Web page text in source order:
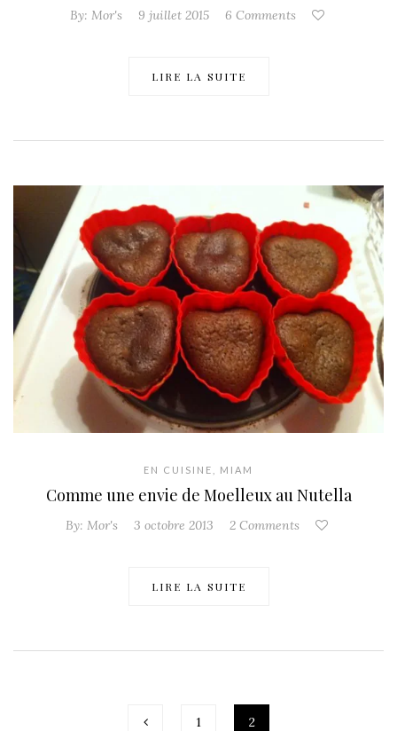
By: Mor's 9 juillet 2015 6 Comments
LIRE LA SUITE
EN CUISINE MIAM
Comme une envie de Moelleux au Nutella
By: Mor's 3 octobre 2013 2 Comments
LIRE LA SUITE
1 2